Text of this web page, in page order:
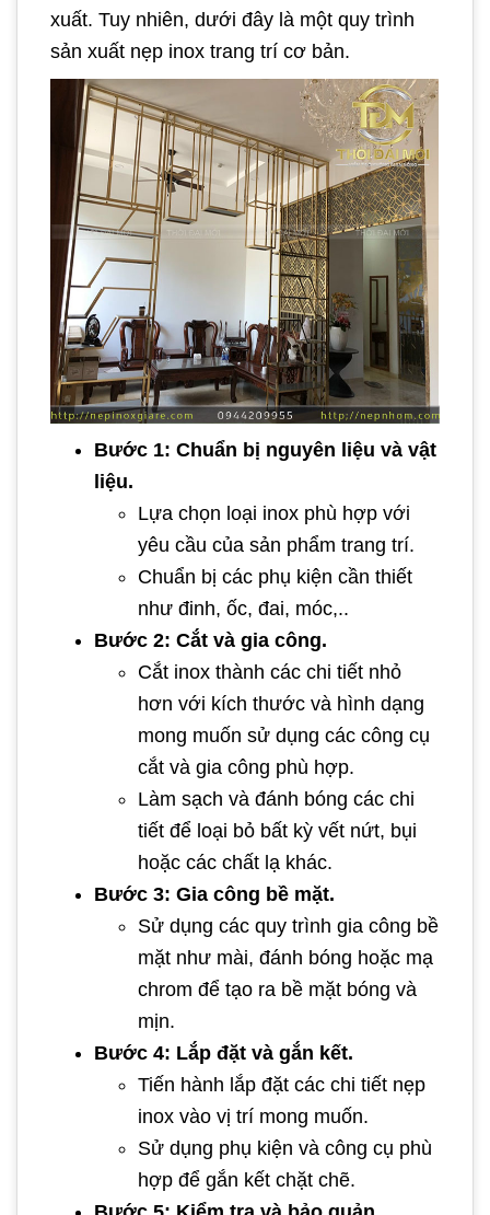
xuất. Tuy nhiên, dưới đây là một quy trình
sản xuất nẹp inox trang trí cơ bản.
Bước 1: Chuẩn bị nguyên liệu và vật
liệu.
Lựa chọn loại inox phù hợp với
yêu cầu của sản phẩm trang trí.
Chuẩn bị các phụ kiện cần thiết
như đinh, ốc, đai, móc,..
Bước 2: Cắt và gia công.
Cắt inox thành các chi tiết nhỏ
hơn với kích thước và hình dạng
mong muốn sử dụng các công cụ
cắt và gia công phù hợp.
Làm sạch và đánh bóng các chi
tiết để loại bỏ bất kỳ vết nứt, bụi
hoặc các chất lạ khác.
Bước 3: Gia công bề mặt.
Sử dụng các quy trình gia công bề
mặt như mài, đánh bóng hoặc mạ
chrom để tạo ra bề mặt bóng và
mịn.
Bước 4: Lắp đặt và gắn kết.
Tiến hành lắp đặt các chi tiết nẹp
inox vào vị trí mong muốn.
Sử dụng phụ kiện và công cụ phù
hợp để gắn kết chặt chẽ.